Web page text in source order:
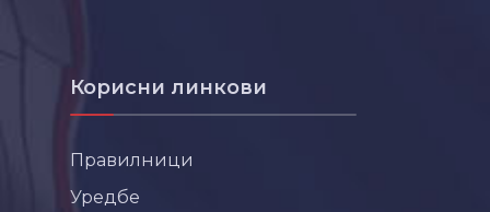
Корисни линкови
Правилници
Уредбе